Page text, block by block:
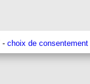
- choix de consentement